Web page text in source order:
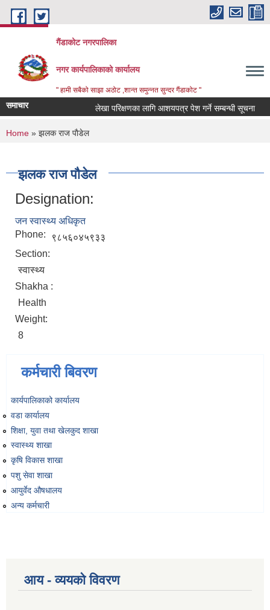
Skip to main content
गैंडाकोट नगरपालिका
नगर कार्यपालिकाको कार्यालय
" हामी सबैको साझा अठोट ,शान्त समुन्नत सुन्दर गैंडाकोट "
समाचार लेखा परिक्षणका लागि आशयपत्र पेश गर्ने सम्बन्धी सूचना
You are here
Home » झलक राज पाैडेल
झलक राज पाैडेल
Designation:
जन स्वास्थ्य अधिकृत
Phone:
९८५६०४५९३३
Section:
स्वास्थ्य
Shakha :
Health
Weight:
8
कर्मचारी बिवरण
कार्यपालिकाको कार्यालय
वडा कार्यालय
शिक्षा, युवा तथा खेलकुद शाखा
स्वास्थ्य शाखा
कृषि विकास शाखा
पशु सेवा शाखा
आयुर्वेद औषधालय
अन्य कर्मचारी
आय - व्ययको विवरण